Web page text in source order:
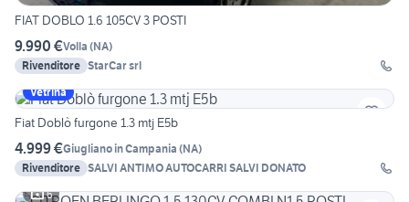
FIAT DOBLO 1.6 105CV 3 POSTI
9.990 €Volla (NA)
Rivenditore StarCar srl
Vetrina
Fiat Doblò furgone 1.3 mtj E5b
4.999 €Giugliano in Campania (NA)
Rivenditore SALVI ANTIMO AUTOCARRI SALVI DONATO
6